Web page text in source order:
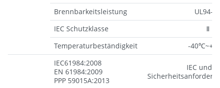
Brennbarkeitsleistung
UL94-
IEC Schutzklasse
Ⅱ
Temperaturbeständigkeit
-
IEC61984:2008
EN 61984:2009
PPP 59015A:2013
IEC und